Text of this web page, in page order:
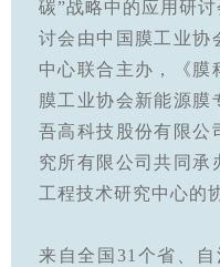
碳”战略中的应用研
讨会由中国膜工业协
中心联合主办，《膜
膜工业协会新能源膜
吾高科技股份有限公
究所有限公司共同承
工程技术研究中心的
来自全国31个省、